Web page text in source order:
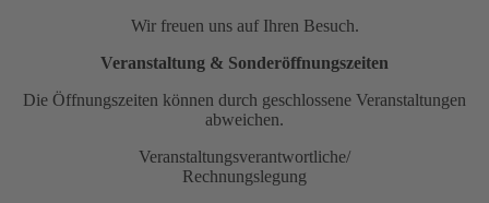
Wir freuen uns auf Ihren Besuch.
Veranstaltung & Sonderöffnungszeiten
Die Öffnungszeiten können durch geschlossene Veranstaltungen
abweichen.
Veranstaltungsverantwortliche/
Rechnungslegung